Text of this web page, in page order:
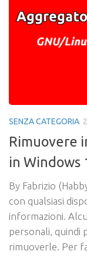
SENZA CATEGORIA
Rimuovere
in Windows
By Fabrizio
con qualsiasi
informazioni.
personali, quindi
rimuoverle. Per